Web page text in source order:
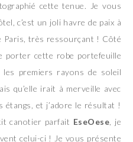
cette tenue. Je vous
c’est un joli havre de paix à
Paris, très ressourçant ! Côté
porter cette robe portefeuille
les premiers rayons de soleil
qu’elle irait à merveille avec
et j’adore le résultat !
canotier parfait EseOese , je
celui-ci ! Je vous présente